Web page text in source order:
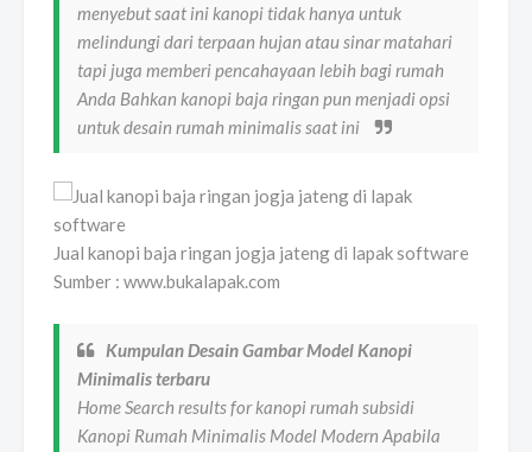
menyebut saat ini kanopi tidak hanya untuk
melindungi dari terpaan hujan atau sinar matahari
tapi juga memberi pencahayaan lebih bagi rumah
Anda Bahkan kanopi baja ringan pun menjadi opsi
untuk desain rumah minimalis saat ini
Jual kanopi baja ringan jogja jateng di lapak software
Sumber : www.bukalapak.com
Kumpulan Desain Gambar Model Kanopi
Minimalis terbaru
Home Search results for kanopi rumah subsidi
Kanopi Rumah Minimalis Model Modern Apabila